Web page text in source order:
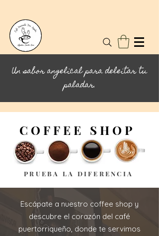
Un sabor angelical para deleitar tu
paladar.
COFFEE SHOP
PRUEBA LA DIFERENCIA
Escápate a nuestro coffee shop y
descubre el corazón del café
puertorriqueño, donde te servimos